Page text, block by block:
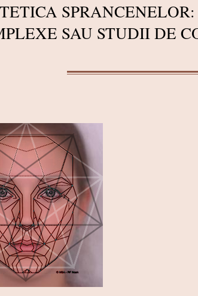
SAU STUDII DE